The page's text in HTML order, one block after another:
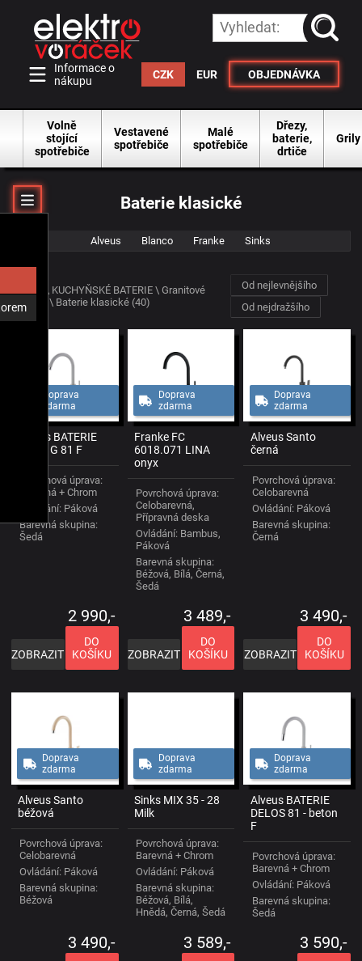
Informace o
nákupu
CZK EUR OBJEDNÁVKA
Volně
stojící
spotřebiče
Vestavené
spotřebiče
Malé
spotřebiče
Dřezy,
baterie,
drtiče
Grily
Baterie klasické
Alveus Blanco Franke Sinks
\ KUCHYŇSKÉ BATERIE \Granitové
baterie
\ Baterie klasické (40)
Od nejlevnějšího
Od nejdražšího
Doprava
zdarma
Alveus BATERIE
ROXA G 81 F
Povrchová úprava:
Barevná + Chrom
Ovládání: Páková
Barevná skupina:
Šedá
2 990,-
ZOBRAZIT
DO
KOŠÍKU
Doprava
zdarma
Franke FC
6018.071 LINA
onyx
Povrchová úprava:
Celobarevná,
Přípravná deska
Ovládání: Bambus,
Páková
Barevná skupina:
Béžová, Bílá, Černá,
Šedá
3 489,-
ZOBRAZIT
DO
KOŠÍKU
Doprava
zdarma
Alveus Santo
černá
Povrchová úprava:
Celobarevná
Ovládání: Páková
Barevná skupina:
Černá
3 490,-
ZOBRAZIT
DO
KOŠÍKU
Doprava
zdarma
Alveus Santo
béžová
Povrchová úprava:
Celobarevná
Ovládání: Páková
Barevná skupina:
Béžová
3 490,-
Doprava
zdarma
Sinks MIX 35 - 28
Milk
Povrchová úprava:
Barevná + Chrom
Ovládání: Páková
Barevná skupina:
Béžová, Bílá,
Hnědá, Černá, Šedá
3 589,-
Doprava
zdarma
Alveus BATERIE
DELOS 81 - beton
F
Povrchová úprava:
Barevná + Chrom
Ovládání: Páková
Barevná skupina:
Šedá
3 590,-